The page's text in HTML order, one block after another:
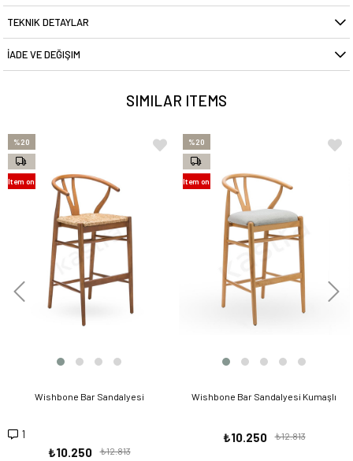
TEKNIK DETAYLAR
İADE VE DEĞIŞIM
SIMILAR ITEMS
Wishbone Bar Sandalyesi
1
₺10.250 ₺12.813
%20
Item on
Wishbone Bar Sandalyesi Kumaşlı
₺10.250 ₺12.813
%20
Item on